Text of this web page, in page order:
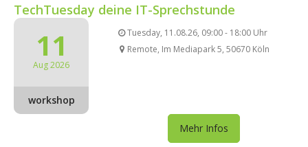
TechTuesday deine IT-Sprechstunde
11
Aug 2026
workshop
Tuesday, 11.08.26, 09:00 - 18:00 Uhr
Remote, Im Mediapark 5, 50670 Köln
Mehr Infos